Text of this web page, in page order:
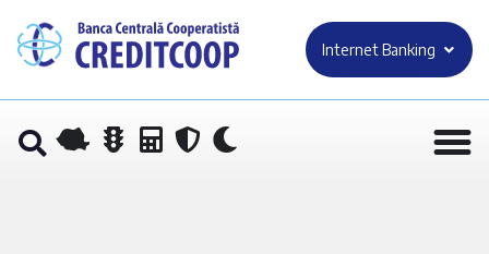
Internet Banking